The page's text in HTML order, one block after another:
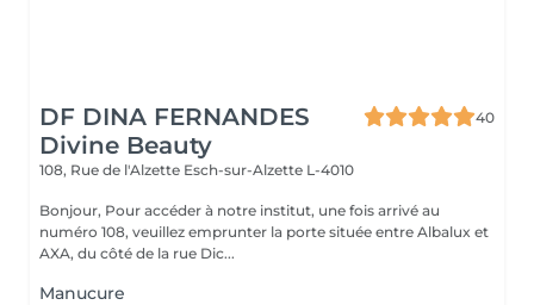
DF DINA FERNANDES
Divine Beauty
40
108, Rue de l'Alzette Esch-sur-Alzette L-4010
Bonjour, Pour accéder à notre institut, une fois arrivé au
numéro 108, veuillez emprunter la porte située entre Albalux et
AXA, du côté de la rue Dic...
Manucure